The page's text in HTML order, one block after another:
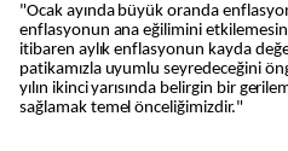
"Ocak ayında büyük oranda
enflasyonun ana eğilimini
itibaren aylık enflasyonun kayda
patikamızla uyumlu seyredeceğini
yılın ikinci yarısında belirgin bir
sağlamak temel önceliğimizdir."